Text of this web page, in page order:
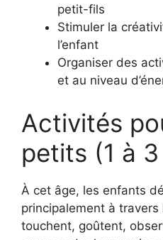
petit-fils
Stimuler la
l’enfant
Organiser des
et au niveau
Activités
petits (1 à
À cet âge, les enfants
principalement à travers
touchent, goûtent,